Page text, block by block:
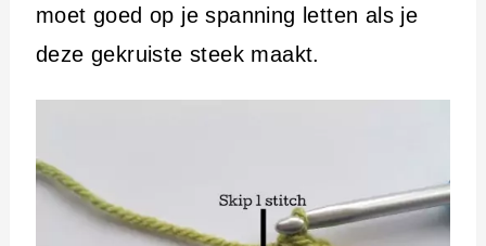
moet goed op je spanning letten als je
deze gekruiste steek maakt.